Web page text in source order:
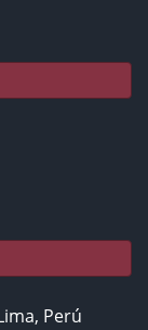
Perú